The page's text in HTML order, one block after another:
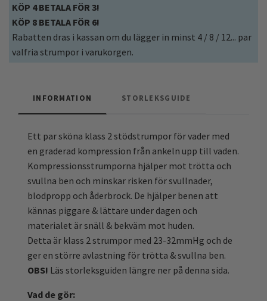
KÖP 4 BETALA FÖR 3!
KÖP 8 BETALA FÖR 6!
Rabatten dras i kassan om du lägger in minst 4 / 8 / 12... par
valfria strumpor i varukorgen.
INFORMATION STORLEKSGUIDE
Ett par sköna klass 2 stödstrumpor för vader med
en graderad kompression från ankeln upp till vaden.
Kompressionsstrumporna hjälper mot trötta och
svullna ben och minskar risken för svullnader,
blodpropp och åderbrock. De hjälper benen att
kännas piggare & lättare under dagen och
materialet är snäll & bekväm mot huden.
Detta är klass 2 strumpor med 23-32mmHg och de
ger en större avlastning för trötta & svullna ben.
OBS! Läs storleksguiden längre ner på denna sida.
Vad de gör: